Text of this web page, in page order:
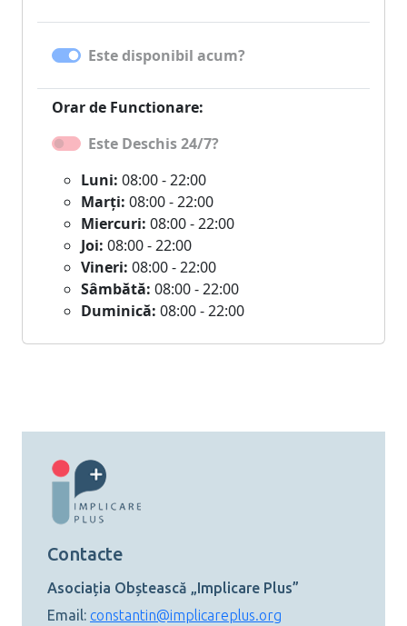
Este disponibil acum?
Orar de Functionare:
Este Deschis 24/7?
Luni: 08:00 - 22:00
Marți: 08:00 - 22:00
Miercuri: 08:00 - 22:00
Joi: 08:00 - 22:00
Vineri: 08:00 - 22:00
Sâmbătă: 08:00 - 22:00
Duminică: 08:00 - 22:00
Contacte
Asociația Obștească „Implicare Plus”
Email: constantin@implicareplus.org